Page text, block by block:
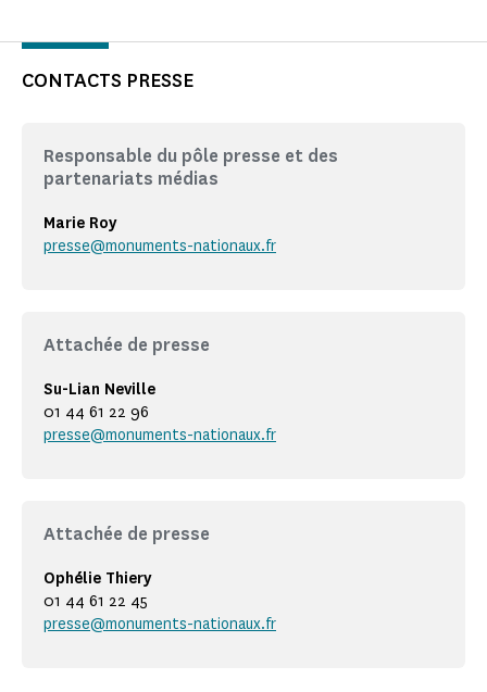
CONTACTS PRESSE
Responsable du pôle presse et des
partenariats médias
Marie Roy
presse@monuments-nationaux.fr
Attachée de presse
Su-Lian Neville
01 44 61 22 96
presse@monuments-nationaux.fr
Attachée de presse
Ophélie Thiery
01 44 61 22 45
presse@monuments-nationaux.fr